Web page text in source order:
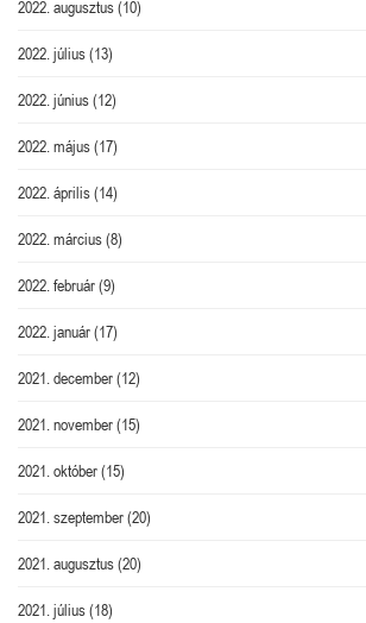
2022. augusztus(10)
2022. július(13)
2022. június(12)
2022. május(17)
2022. április(14)
2022. március(8)
2022. február(9)
2022. január(17)
2021. december(12)
2021. november(15)
2021. október(15)
2021. szeptember(20)
2021. augusztus(20)
2021. július(18)